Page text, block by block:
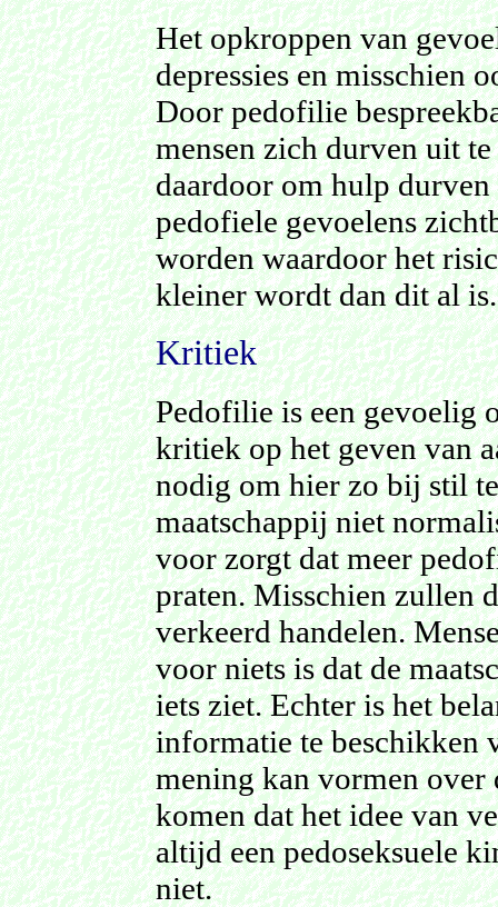
Het opkroppen van
depressies en misschien
Door pedofilie
mensen zich durven uit
daardoor om hulp
pedofiele gevoelens
worden waardoor het
kleiner wordt dan dit al is.
Kritiek
Pedofilie is een gevoelig
kritiek op het geven van
nodig om hier zo bij stil
maatschappij niet
voor zorgt dat meer
praten. Misschien zullen
verkeerd handelen.
voor niets is dat de
iets ziet. Echter is het
informatie te beschikken
mening kan vormen
komen dat het idee van
altijd een pedoseksuele
niet.